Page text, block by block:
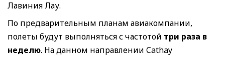
Лавиния Лау.
По предварительным планам авиакомпании,
полеты будут выполняться с частотой три раза в
неделю. На данном направлении Cathay